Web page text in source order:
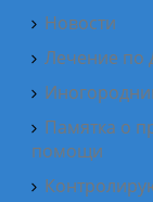
Новости
Лечение по
Памятка о
помощи